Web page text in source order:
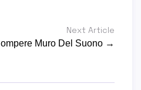
Next Article
Muro Del Suono →